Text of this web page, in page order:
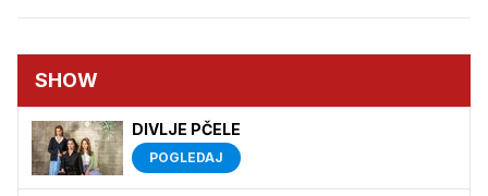
SHOW
DIVLJE PČELE
POGLEDAJ